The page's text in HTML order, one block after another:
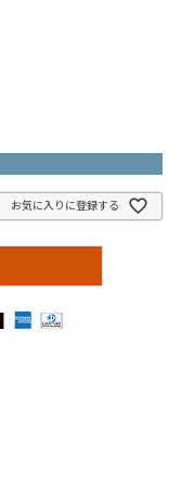
お気に入りに登録する